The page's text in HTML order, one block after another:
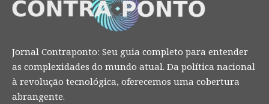
Jornal Contraponto: Seu guia completo para entender
as complexidades do mundo atual. Da política nacional
à revolução tecnológica, oferecemos uma cobertura
abrangente.